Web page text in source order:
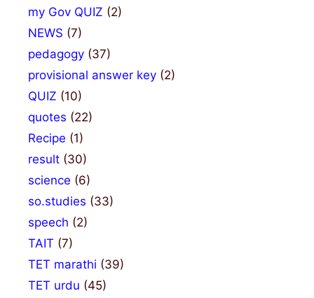
my Gov QUIZ (2)
NEWS (7)
pedagogy (37)
provisional answer key (2)
QUIZ (10)
quotes (22)
Recipe (1)
result (30)
science (6)
so.studies (33)
speech (2)
TAIT (7)
TET marathi (39)
TET urdu (45)